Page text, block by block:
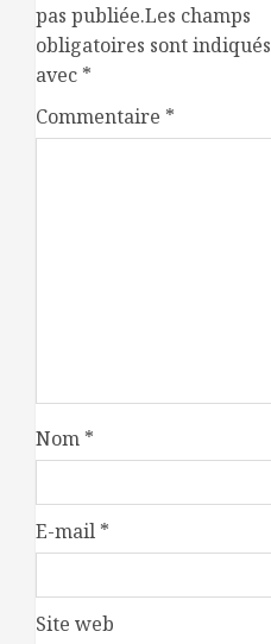
pas publiée.Les champs
obligatoires sont indiqués
avec *
Commentaire *
Nom *
E-mail *
Site web